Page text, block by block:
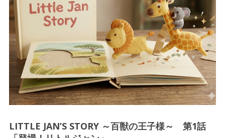
LITTLE JAN’S STORY ～百獣の王子様～ 第1話